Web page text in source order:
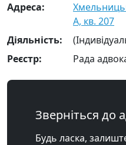
Адреса:
А, кв. 207
Діяльність:
Реєстр:
Рада
Зверніться до
Будь ласка,